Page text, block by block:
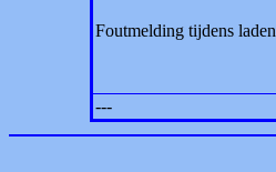
Foutmelding tijdens laden
---